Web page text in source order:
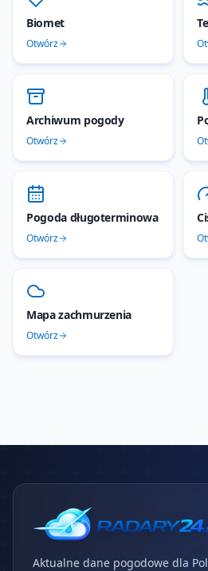
Biomet
Otwórz
Archiwum pogody
Otwórz
Pogoda długoterminowa
Otwórz
Mapa zachmurzenia
Otwórz
Aktualne dane pogodowe dla